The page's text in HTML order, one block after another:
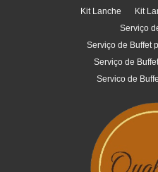
Kit Lanche
Kit
Serviço
Serviço de Buffet
Serviço de
Servico de